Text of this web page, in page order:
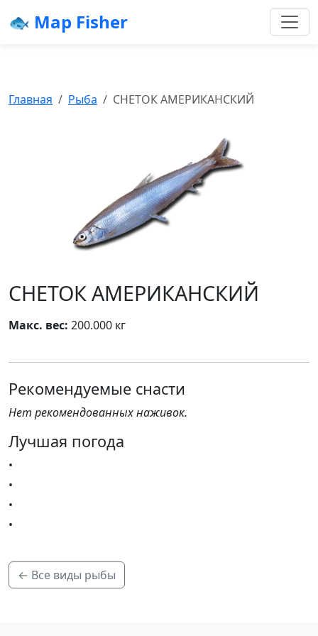
🐟 Map Fisher
Главная Рыба СНЕТОК АМЕРИКАНСКИЙ
СНЕТОК АМЕРИКАНСКИЙ
Макс. вес: 200.000 кг
Рекомендуемые снасти
Нет рекомендованных наживок.
Лучшая погода
•
•
•
•
← Все виды рыбы